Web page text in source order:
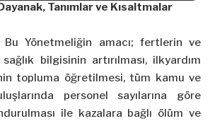
Tanımlar ve Kısaltmalar
Bu Yönetmeliğin amacı; fertlerin ve
bilgisinin artırılması, ilkyardım
topluma öğretilmesi, tüm kamu ve
personel sayılarına göre
ile kazalara bağlı ölüm ve